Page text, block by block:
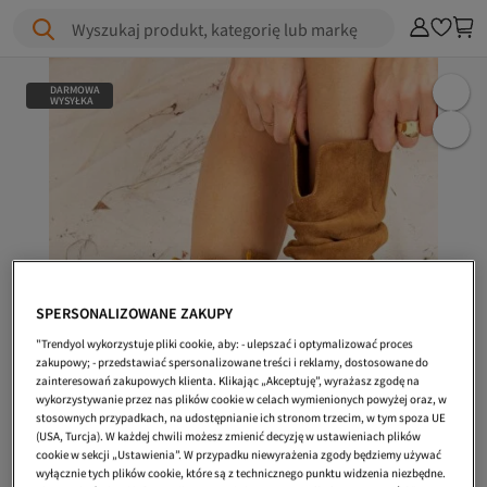
Wyszukaj produkt, kategorię lub markę
DARMOWA
WYSYŁKA
SPERSONALIZOWANE ZAKUPY
"Trendyol wykorzystuje pliki cookie, aby: - ulepszać i optymalizować proces
zakupowy; - przedstawiać spersonalizowane treści i reklamy, dostosowane do
zainteresowań zakupowych klienta. Klikając „Akceptuję”, wyrażasz zgodę na
wykorzystywanie przez nas plików cookie w celach wymienionych powyżej oraz, w
stosownych przypadkach, na udostępnianie ich stronom trzecim, w tym spoza UE
(USA, Turcja). W każdej chwili możesz zmienić decyzję w ustawieniach plików
cookie w sekcji „Ustawienia”. W przypadku niewyrażenia zgody będziemy używać
wyłącznie tych plików cookie, które są z technicznego punktu widzenia niezbędne.